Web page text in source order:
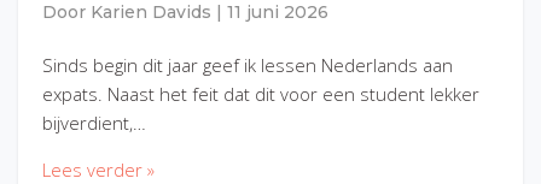
Door Karien Davids 11 juni 2026
Sinds begin dit jaar geef ik lessen Nederlands aan
expats. Naast het feit dat dit voor een student lekker
bijverdient,…
Lees verder »